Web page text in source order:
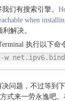
们有搜索引擎。
when
解决。
执行以下命
问题，不过等到
方式来一劳永逸